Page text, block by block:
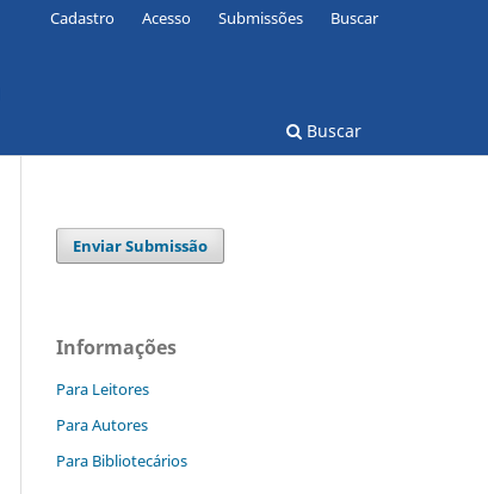
Buscar
Cadastro Acesso Submissões Buscar
Enviar Submissão
Informações
Para Leitores
Para Autores
Para Bibliotecários